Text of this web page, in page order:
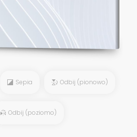
Sepia Odbij (pionowo)
Odbij (poziomo)